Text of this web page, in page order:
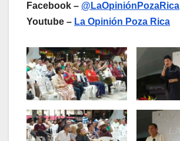
Facebook – @LaOpiniónPozaRica
Youtube – La Opinión Poza Rica